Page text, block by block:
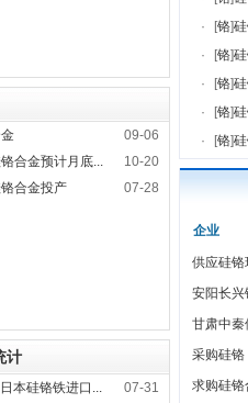
09-06
合金预计月底...
10-20
合金投产 07-28
计
本硅铬铁进口...
07-31
·
[铬]
·
[铬]
·
[铬]
·
[铬]
·
[铬]
企业
供应硅
安阳长兴
甘肃中秦
采购硅铬
求购硅铬